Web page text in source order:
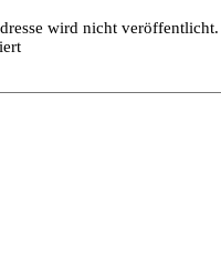
wird nicht veröffentlicht.